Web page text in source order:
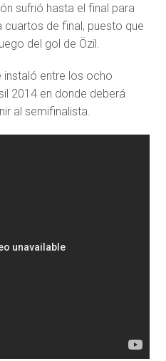
sufrió hasta el final para
de final, puesto que
del gol de Özil.
instaló entre los ocho
2014 en donde deberá
al semifinalista.